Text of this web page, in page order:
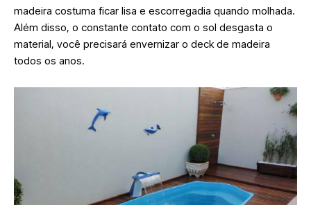
madeira costuma ficar lisa e escorregadia quando molhada.
Além disso, o constante contato com o sol desgasta o
material, você precisará envernizar o deck de madeira
todos os anos.